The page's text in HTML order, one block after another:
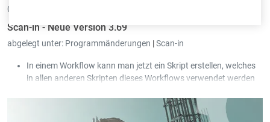
04.06.2026 •
Scan-in - Neue Version 3.69
abgelegt unter: Programmänderungen |Scan-in
In einem Workflow kann man jetzt ein Skript erstellen, welches
in allen anderen Skripten dieses Workflows verwendet werden
Der Zugang zu E-Mails und Kalendern über die „Exchange Web
Services“-Schnittstelle wird bald von Microsoft abgeschaltet.